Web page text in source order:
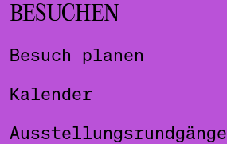
BESUCHEN
Besuch planen
Kalender
Ausstellungsrundgänge